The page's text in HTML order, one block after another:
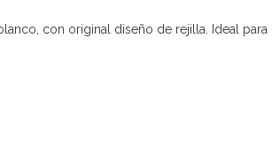
con original diseño de rejilla. Ideal para